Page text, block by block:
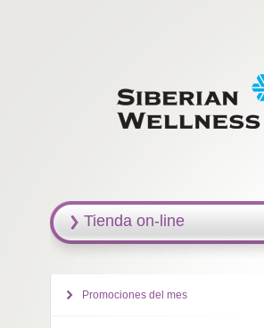
Tienda on-line
Promociones del mes